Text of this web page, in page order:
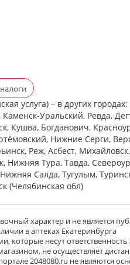
услуга) – в других городах:
Уральский, Ревда,
Кушва, Богданович,
Нижние Cерги,
Реж, Асбест,
Нижняя Тура, Тавда,
Салда, Тугулым,
(Челябинская обл)
характер и не является
в аптеках Екатеринбурга
которые несут ответственность
не осуществляет
2048080.ru не являются